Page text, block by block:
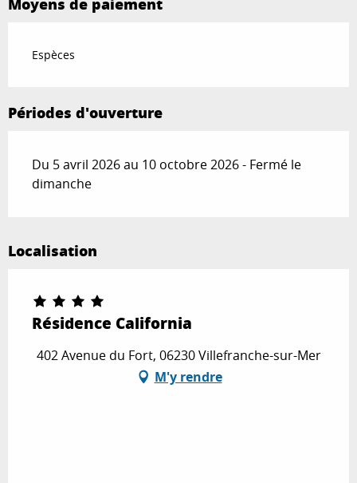
Moyens de paiement
Espèces
Périodes d'ouverture
Du 5 avril 2026 au 10 octobre 2026 - Fermé le
dimanche
Localisation
Résidence California
402 Avenue du Fort, 06230 Villefranche-sur-Mer
M'y rendre